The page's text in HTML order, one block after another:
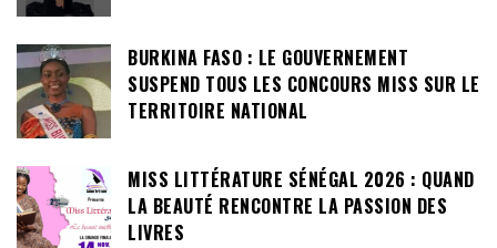
BURKINA FASO : LE GOUVERNEMENT
SUSPEND TOUS LES CONCOURS MISS SUR LE
TERRITOIRE NATIONAL
MISS LITTÉRATURE SÉNÉGAL 2026 : QUAND
LA BEAUTÉ RENCONTRE LA PASSION DES
LIVRES